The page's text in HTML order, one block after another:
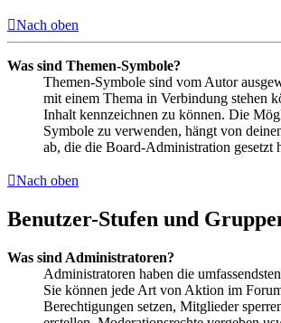
Nach oben
Was sind Themen-Symbole?
Themen-Symbole sind vom Autor
mit einem Thema in Verbindung stehen
Inhalt kennzeichnen zu können. Die
Symbole zu verwenden, hängt von
ab, die die Board-Administration gesetzt
Nach oben
Benutzer-Stufen und
Was sind Administratoren?
Administratoren haben die
Sie können jede Art von Aktion im
Berechtigungen setzen, Mitglieder